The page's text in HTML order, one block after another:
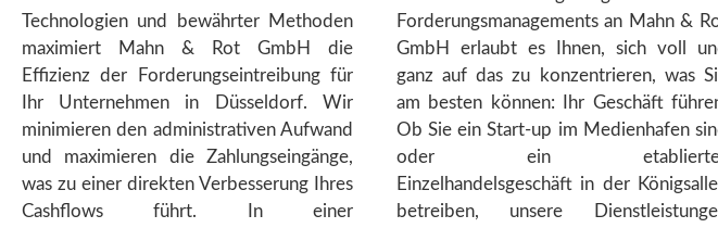
Technologien und bewährter Methoden
maximiert Mahn & Rot GmbH die
Effizienz der Forderungseintreibung für
Ihr Unternehmen in Düsseldorf. Wir
minimieren den administrativen Aufwand
und maximieren die Zahlungseingänge,
was zu einer direkten Verbesserung Ihres
Cashflows führt. In einer
Forderungsmanagements an Mahn &
GmbH erlaubt es Ihnen, sich voll
ganz auf das zu konzentrieren, was
am besten können: Ihr Geschäft
Ob Sie ein Start-up im Medienhafen
oder ein
Einzelhandelsgeschäft in der
betreiben, unsere